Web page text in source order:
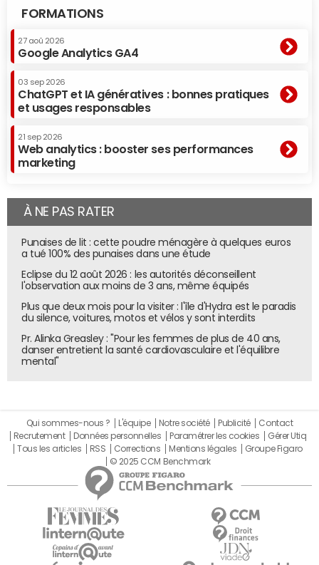
FORMATIONS
27 aoû 2026
Google Analytics GA4
03 sep 2026
ChatGPT et IA génératives : bonnes pratiques
et usages responsables
21 sep 2026
Web analytics : booster ses performances
marketing
À NE PAS RATER
Punaises de lit : cette poudre ménagère à quelques euros
a tué 100% des punaises dans une étude
Eclipse du 12 août 2026 : les autorités déconseillent
l'observation aux moins de 3 ans, même équipés
Plus que deux mois pour la visiter : l'île d'Hydra est le paradis
du silence, voitures, motos et vélos y sont interdits
Pr. Alinka Greasley : "Pour les femmes de plus de 40 ans,
danser entretient la santé cardiovasculaire et l'équilibre
mental"
Qui sommes-nous ? L'équipe Notre société Publicité
Contact
Recrutement
Données personnelles Paramétrer les cookies
Gérer Utiq
Tous les articles
RSS Corrections Mentions légales
Groupe Figaro
© 2025 CCM Benchmark